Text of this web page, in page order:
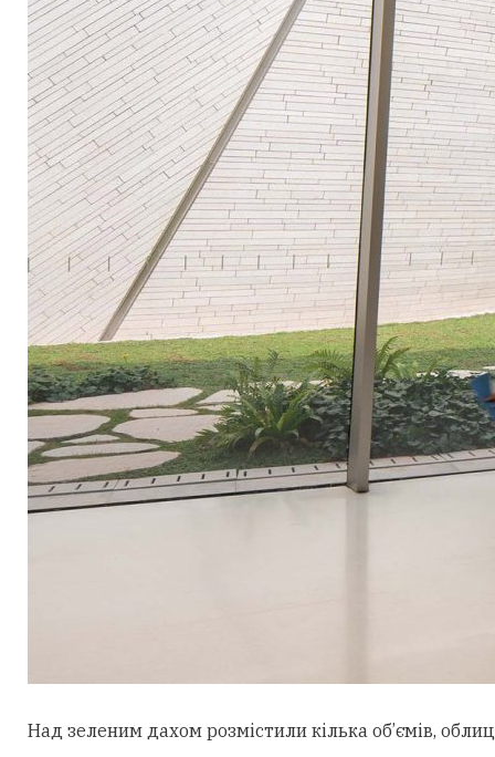
Над зеленим дахом розмістили кілька об’ємів,